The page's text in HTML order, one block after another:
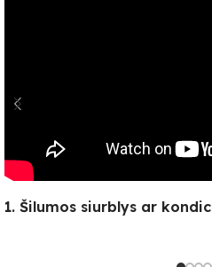
1. Šilumos siurblys ar